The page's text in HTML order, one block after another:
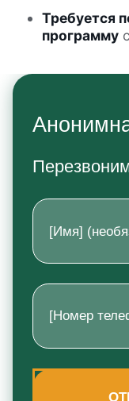
Требуется
программу